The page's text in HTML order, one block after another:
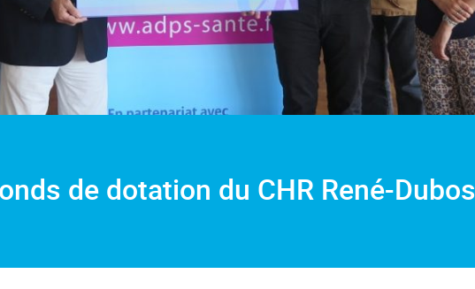
de dotation du CHR René-Dubos